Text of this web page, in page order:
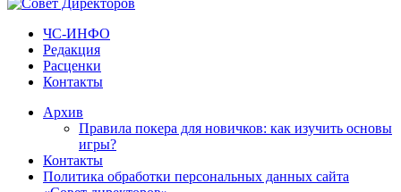
ЧС-ИНФО
Редакция
Расценки
Контакты
Архив
Правила покера для новичков: как изучить основы
игры?
Контакты
Политика обработки персональных данных сайта